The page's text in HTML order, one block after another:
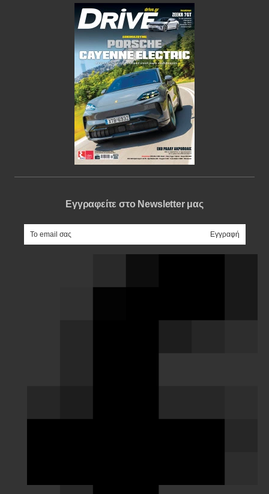
Εγγραφείτε στο Newsletter μας
e-mail